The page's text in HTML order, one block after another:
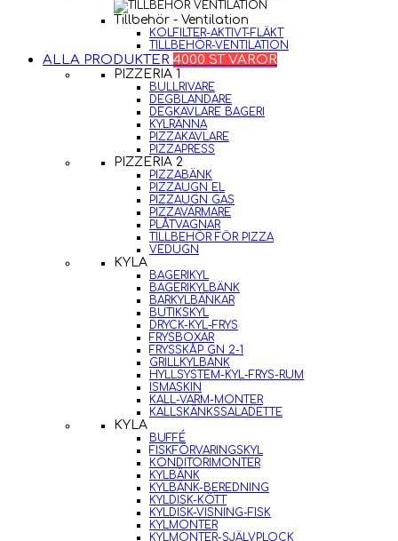
Tillbehör - Ventilation
KOLFILTER-AKTIVT-FLÄKT
TILLBEHÖR-VENTILATION
ALLA PRODUKTER 4000 ST VAROR
PIZZERIA 1
BULLRIVARE
DEGBLANDARE
DEGKAVLARE BAGERI
KYLRÄNNA
PIZZAKAVLARE
PIZZAPRESS
PIZZERIA 2
PIZZABÄNK
PIZZAUGN EL
PIZZAUGN GAS
PIZZAVÄRMARE
PLÅTVAGNAR
TILLBEHÖR FÖR PIZZA
VEDUGN
KYLA
BAGERIKYL
BAGERIKYLBÄNK
BARKYLBÄNKAR
BUTIKSKYL
DRYCK-KYL-FRYS
FRYSBOXAR
FRYSSKÅP GN 2-1
GRILLKYLBÄNK
HYLLSYSTEM-KYL-FRYS-RUM
ISMASKIN
KALL-VARM-MONTER
KALLSKÄNKSSALADETTE
KYLA
BUFFÉ
FISKFÖRVARINGSKYL
KONDITORIMONTER
KYLBÄNK
KYLBÄNK-BEREDNING
KYLDISK-KÖTT
KYLDISK-VISNING-FISK
KYLMONTER
KYLMONTER-SJÄLVPLOCK